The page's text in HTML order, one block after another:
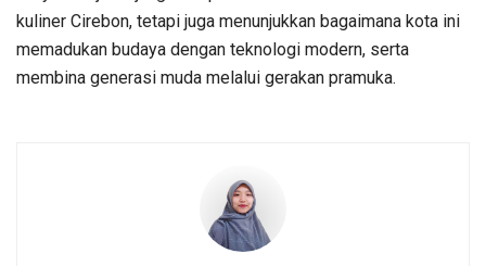
kuliner Cirebon, tetapi juga menunjukkan bagaimana kota ini
memadukan budaya dengan teknologi modern, serta
membina generasi muda melalui gerakan pramuka.